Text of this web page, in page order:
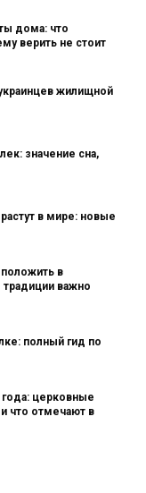
дома: что
верить не стоит
жилищной
значение сна,
в мире: новые
в
традиции важно
полный гид по
года: церковные
что отмечают в